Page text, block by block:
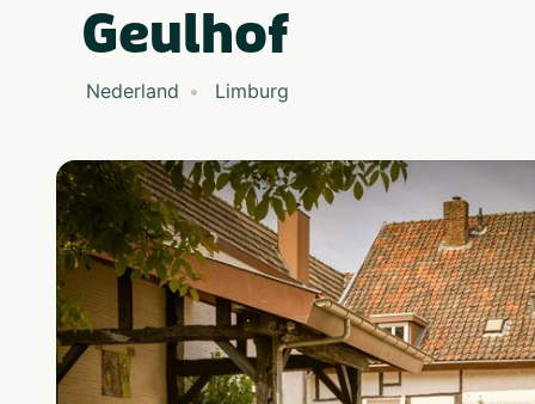
Geulhof
Nederland Limburg